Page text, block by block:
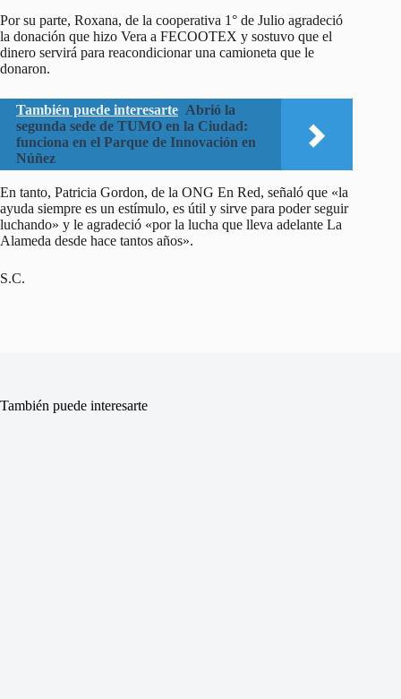
Por su parte, Roxana, de la cooperativa 1° de Julio agradeció
la donación que hizo Vera a FECOOTEX y sostuvo que el
dinero servirá para reacondicionar una camioneta que le
donaron.
También puede interesarte Abrió la
segunda sede de TUMO en la Ciudad:
funciona en el Parque de Innovación en
Núñez
En tanto, Patricia Gordon, de la ONG En Red, señaló que «la
ayuda siempre es un estímulo, es útil y sirve para poder seguir
luchando» y le agradeció «por la lucha que lleva adelante La
Alameda desde hace tantos años».
S.C.
También puede interesarte